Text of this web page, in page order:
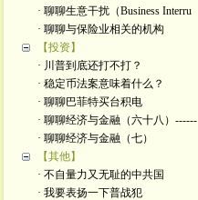
· 聊聊生意干扰（Business Interru
· 聊聊与保险业相关的机构
【投资】
· 川普到底还打不打？
· 稳定币法案意味着什么？
· 聊聊巴菲特买台积电
· 聊聊经济与金融（六十八）------
· 聊聊经济与金融（七）
【其他】
· 不自量力又无耻的中共国
· 我要表扬一下普战犯